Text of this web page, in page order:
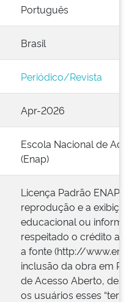
Português
Brasil
Periódico/Revista
Apr-2026
Escola Nacional de
(Enap)
Licença Padrão ENAP:
reprodução e a
educacional ou
respeitado o crédito
a fonte (http://
inclusão da obra em
de Acesso Aberto,
os usuários esses